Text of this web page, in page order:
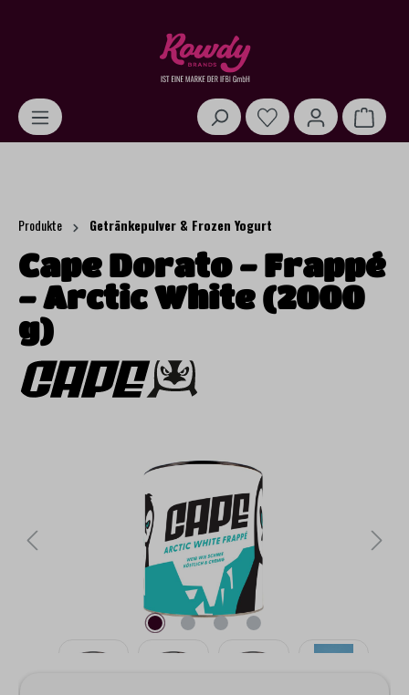
Produkte Getränkepulver & Frozen Yogurt
Cape Dorato - Frappé
- Arctic White (2000
g)